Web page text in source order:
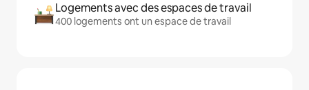
Logements avec des espaces de travail
400 logements ont un espace de travail